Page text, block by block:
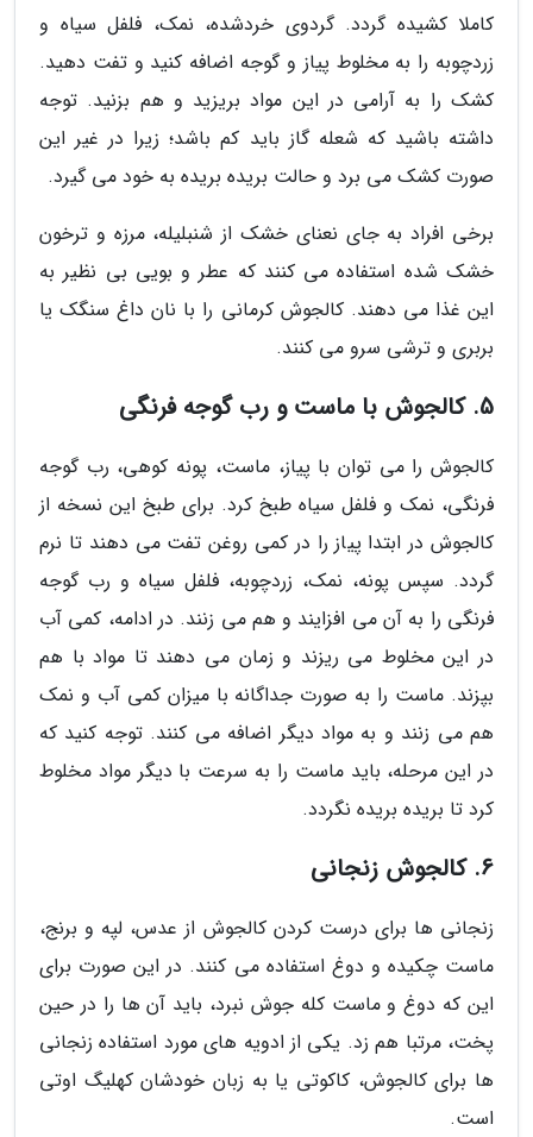
کاملا کشیده گردد. گردوی خردشده، نمک، فلفل سیاه و
زردچوبه را به مخلوط پیاز و گوجه اضافه کنید و تفت دهید.
کشک را به آرامی در این مواد بریزید و هم بزنید. توجه
داشته باشید که شعله گاز باید کم باشد؛ زیرا در غیر این
صورت کشک می برد و حالت بریده بریده به خود می گیرد.
برخی افراد به جای نعنای خشک از شنبلیله، مرزه و ترخون
خشک شده استفاده می کنند که عطر و بویی بی نظیر به
این غذا می دهند. کالجوش کرمانی را با نان داغ سنگک یا
بربری و ترشی سرو می کنند.
5. کالجوش با ماست و رب گوجه فرنگی
کالجوش را می توان با پیاز، ماست، پونه کوهی، رب گوجه
فرنگی، نمک و فلفل سیاه طبخ کرد. برای طبخ این نسخه از
کالجوش در ابتدا پیاز را در کمی روغن تفت می دهند تا نرم
گردد. سپس پونه، نمک، زردچوبه، فلفل سیاه و رب گوجه
فرنگی را به آن می افزایند و هم می زنند. در ادامه، کمی آب
در این مخلوط می ریزند و زمان می دهند تا مواد با هم
بپزند. ماست را به صورت جداگانه با میزان کمی آب و نمک
هم می زنند و به مواد دیگر اضافه می کنند. توجه کنید که
در این مرحله، باید ماست را به سرعت با دیگر مواد مخلوط
کرد تا بریده بریده نگردد.
6. کالجوش زنجانی
زنجانی ها برای درست کردن کالجوش از عدس، لپه و برنج،
ماست چکیده و دوغ استفاده می کنند. در این صورت برای
این که دوغ و ماست کله جوش نبرد، باید آن ها را در حین
پخت، مرتبا هم زد. یکی از ادویه های مورد استفاده زنجانی
ها برای کالجوش، کاکوتی یا به زبان خودشان کهلیگ اوتی
است.